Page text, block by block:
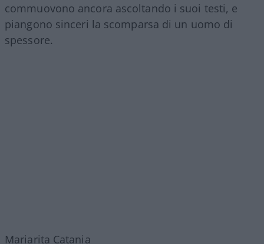
commuovono ancora ascoltando i suoi testi, e
piangono sinceri la scomparsa di un uomo di
spessore.
Mariarita Catania